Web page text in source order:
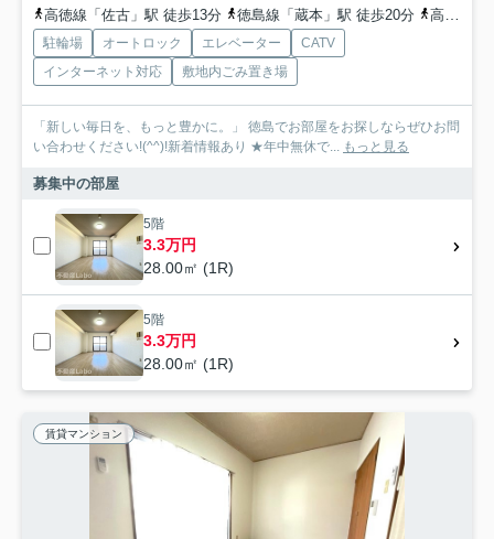
高徳線「佐古」駅 徒歩13分 徳島線「蔵本」駅 徒歩20分 高徳線「徳島」駅 徒歩25分
駐輪場 オートロック エレベーター
CATV
インターネット対応
敷地内ごみ置き場
「新しい毎日を、もっと豊かに。」 徳島でお部屋をお探しならぜひお問
い合わせください!(^^)!新着情報あり ★年中無休で...
もっと見る
募集中の部屋
5階
3.3万円
28.00㎡ (1R)
5階
3.3万円
28.00㎡ (1R)
賃貸マンション